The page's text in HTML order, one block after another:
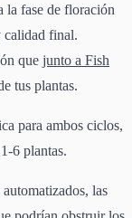
la fase de floración
calidad final.
que junto a Fish
tus plantas.
para ambos ciclos,
6 plantas.
las